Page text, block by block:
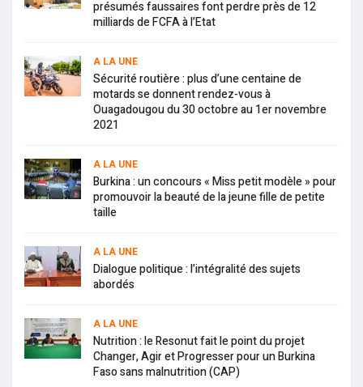
présumés faussaires font perdre près de 12
milliards de FCFA à l’Etat
A LA UNE
Sécurité routière : plus d’une centaine de
motards se donnent rendez-vous à
Ouagadougou du 30 octobre au 1er novembre
2021
A LA UNE
Burkina : un concours « Miss petit modèle » pour
promouvoir la beauté de la jeune fille de petite
taille
A LA UNE
Dialogue politique : l’intégralité des sujets
abordés
A LA UNE
Nutrition : le Resonut fait le point du projet
Changer, Agir et Progresser pour un Burkina
Faso sans malnutrition (CAP)